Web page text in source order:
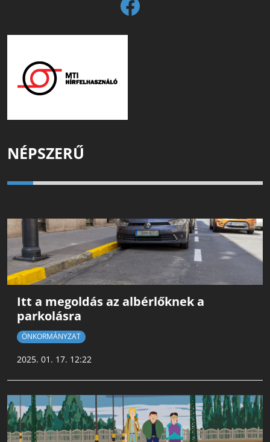
NÉPSZERŰ
Itt a megoldás az albérlőknek a
parkolásra
ÖNKORMÁNYZAT
2025. 01. 17. 12:22